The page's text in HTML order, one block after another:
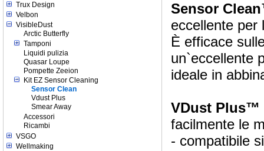
Trux Design
Velbon
VisibleDust
Arctic Butterfly
Tamponi
Liquidi pulizia
Quasar Loupe
Pompette Zeeion
Kit EZ Sensor Cleaning
Sensor Clean
Vdust Plus
Smear Away
Accessori
Ricambi
VSGO
Wellmaking
Sensor
eccellente per
È efficace
un`eccellente
ideale in
VDust Plus™
facilmente le
- compatibile